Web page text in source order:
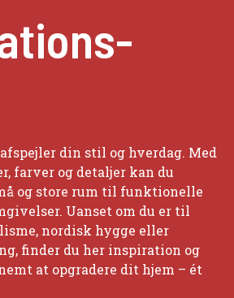
din stil og hverdag. Med
farver og detaljer kan du
og store rum til funktionelle
Uanset om du er til
nordisk hygge eller
finder du her inspiration og
at opgradere dit hjem – ét